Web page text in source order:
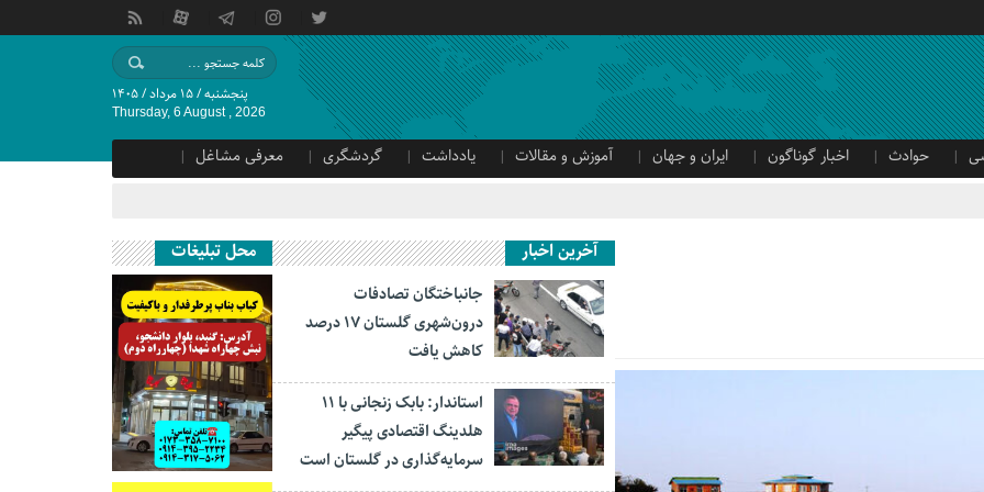
پنجشنبه / ۱۵ مرداد / ۱۴۰۵
Thursday, 6 August , 2026
حوادث اخبار گوناگون ایران و جهان آموزش و مقالات یادداشت گردشگری
معرفی مشاغل
آخرین اخبار
جانباختگان تصادفات
درون‌شهری گلستان ۱۷ درصد
کاهش یافت
استاندار: بابک زنجانی با ۱۱
هلدینگ اقتصادی پیگیر
سرمایه‌گذاری در گلستان است
محل تبلیغات